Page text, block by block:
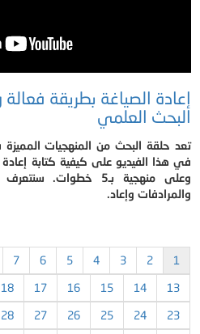
إعادة الصياغة بطريقة
البحث العلمي
تعد حلقة البحث من المنهجيات المميزة
في هذا الفيديو على كيفية كتابة إعادة
وعلى منهجية بـ5
والمرادفات وإعاد.
1
2
3
4
5
6
7
13
14
15
16
17
18
23
24
25
26
27
28